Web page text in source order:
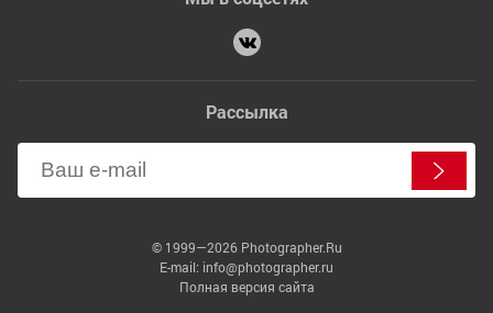
Рассылка
© 1999—2026 Photographer.Ru
E-mail: info@photographer.ru
Полная версия сайта